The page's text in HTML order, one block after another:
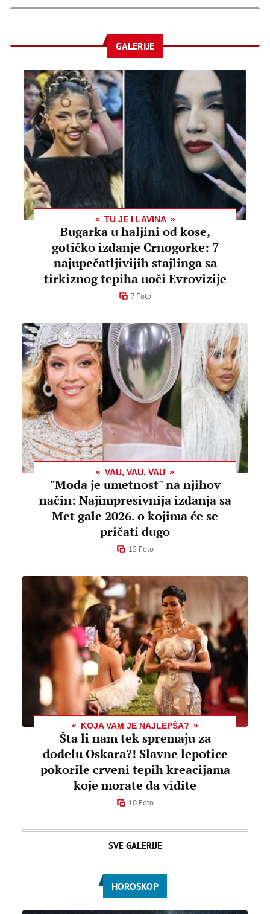
GALERIJE
TU JE I LAVINA
Bugarka u haljini od kose,
gotičko izdanje Crnogorke: 7
najupečatljivijih stajlinga sa
tirkiznog tepiha uoči Evrovizije
7 Foto
VAU, VAU, VAU
"Moda je umetnost" na njihov
način: Najimpresivnija izdanja sa
Met gale 2026. o kojima će se
pričati dugo
15 Foto
KOJA VAM JE NAJLEPŠA?
Šta li nam tek spremaju za
dodelu Oskara?! Slavne lepotice
pokorile crveni tepih kreacijama
koje morate da vidite
10 Foto
SVE GALERIJE
HOROSKOP